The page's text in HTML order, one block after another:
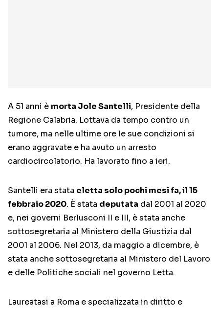
A 51 anni è morta Jole Santelli, Presidente della
Regione Calabria. Lottava da tempo contro un
tumore, ma nelle ultime ore le sue condizioni si
erano aggravate e ha avuto un arresto
cardiocircolatorio. Ha lavorato fino a ieri.
Santelli era stata eletta solo pochi mesi fa, il 15
febbraio 2020. È stata deputata dal 2001 al 2020
e, nei governi Berlusconi II e III, è stata anche
sottosegretaria al Ministero della Giustizia dal
2001 al 2006. Nel 2013, da maggio a dicembre, è
stata anche sottosegretaria al Ministero del Lavoro
e delle Politiche sociali nel governo Letta.
Laureatasi a Roma e specializzata in diritto e